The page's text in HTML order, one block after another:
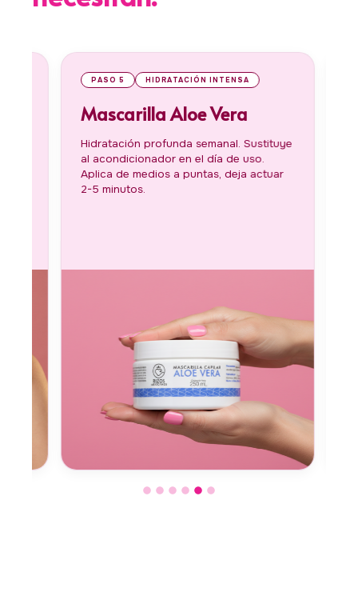
PASO 5 HIDRATACIÓN INTENSA
Mascarilla Aloe Vera
Hidratación profunda semanal. Sustituye
al acondicionador en el día de uso.
Aplica de medios a puntas, deja actuar
2-5 minutos.